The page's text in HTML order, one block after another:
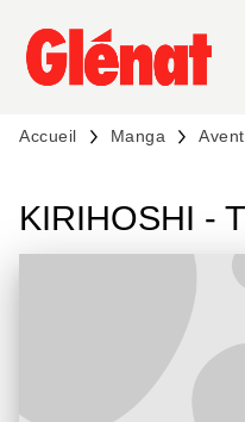
MENU
PIED DE PAGE
Accueil Manga
KIRIHOSHI -